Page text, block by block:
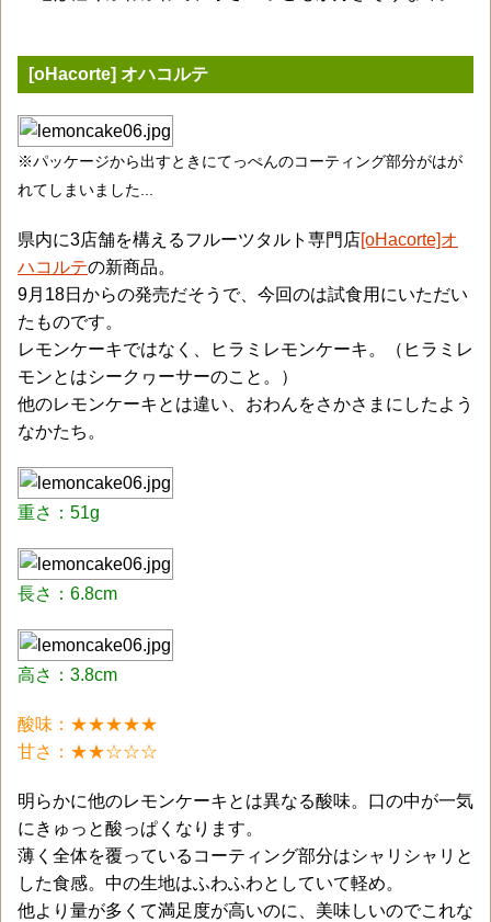
[oHacorte] オハコルテ
※パッケージから出すときにてっぺんのコーティング部分がはが
れてしまいました...
県内に3店舗を構えるフルーツタルト専門店[oHacorte]オ
ハコルテの新商品。
9月18日からの発売だそうで、今回のは試食用にいただい
たものです。
レモンケーキではなく、ヒラミレモンケーキ。（ヒラミレ
モンとはシークヮーサーのこと。）
他のレモンケーキとは違い、おわんをさかさまにしたよう
なかたち。
重さ：51g
長さ：6.8cm
高さ：3.8cm
酸味：★★★★★
甘さ：★★☆☆☆
明らかに他のレモンケーキとは異なる酸味。口の中が一気
にきゅっと酸っぱくなります。
薄く全体を覆っているコーティング部分はシャリシャリと
した食感。中の生地はふわふわとしていて軽め。
他より量が多くて満足度が高いのに、美味しいのでこれな